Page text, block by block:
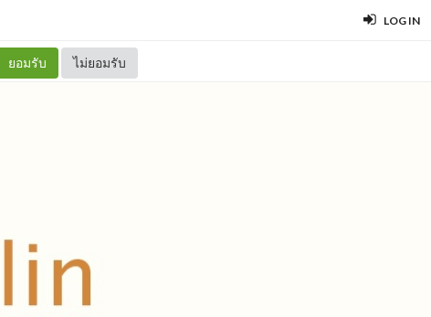
LOG IN
ยอมรับ ไม่ยอมรับ